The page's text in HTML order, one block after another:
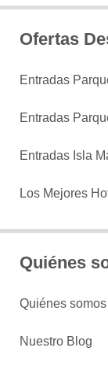
Ofertas
Entradas
Entradas
Entradas Isla
Los Mejores
Quiénes
Quiénes somos
Nuestro Blog